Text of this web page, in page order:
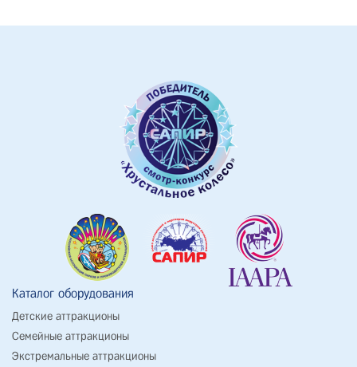
Каталог оборудования
Детские аттракционы
Семейные аттракционы
Экстремальные аттракционы